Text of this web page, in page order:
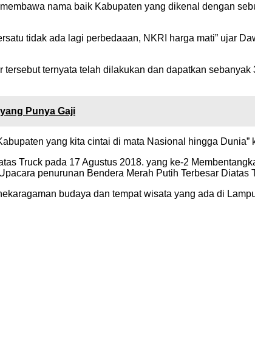
nama baik Kabupaten yang dikenal dengan
tidak ada lagi perbedaaan, NKRI harga mati” ujar
ternyata telah dilakukan dan dapatkan sebanyak
Punya Gaji
yang kita cintai di mata Nasional hingga Dunia”
Truck pada 17 Agustus 2018. yang ke-2
penurunan Bendera Merah Putih Terbesar Diatas
budaya dan tempat wisata yang ada di